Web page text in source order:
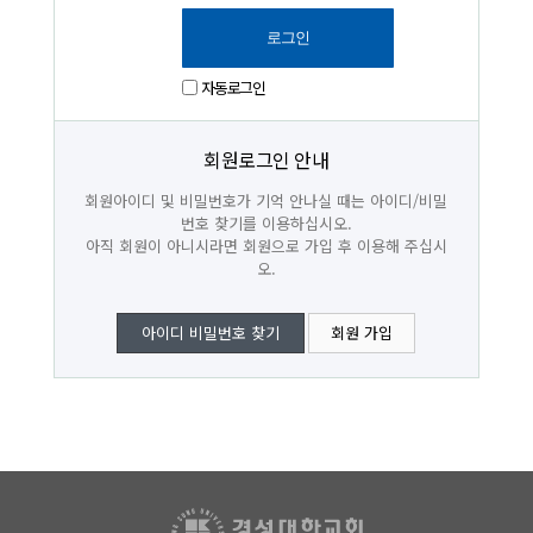
자동로그인
회원로그인 안내
회원아이디 및 비밀번호가 기억 안나실 때는 아이디/비밀
번호 찾기를 이용하십시오.
아직 회원이 아니시라면 회원으로 가입 후 이용해 주십시
오.
아이디 비밀번호 찾기 회원 가입